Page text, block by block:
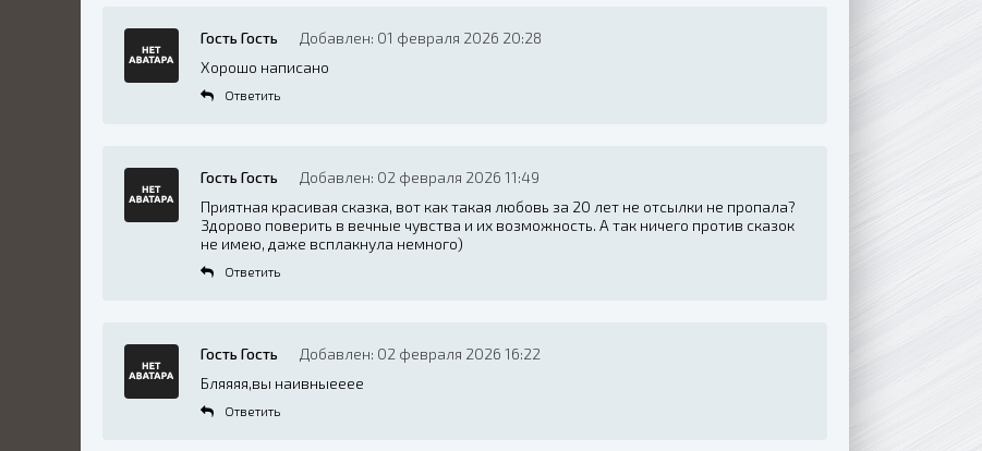
Гость Гость
Добавлен: 01 февраля 2026 20:28
Хорошо написано
Ответить
Гость Гость
Добавлен: 02 февраля 2026 11:49
Приятная красивая сказка, вот как такая любовь за 20 лет не отсылки не пропала?
Здорово поверить в вечные чувства и их возможность. А так ничего против сказок
не имею, даже всплакнула немного)
Ответить
Гость Гость
Добавлен: 02 февраля 2026 16:22
Бляяяя,вы наивныееее
Ответить